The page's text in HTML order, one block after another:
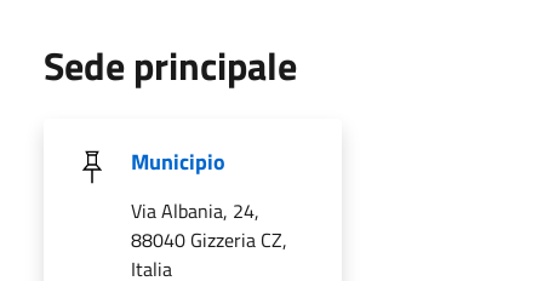
Sede principale
Municipio
Via Albania, 24,
88040 Gizzeria CZ,
Italia